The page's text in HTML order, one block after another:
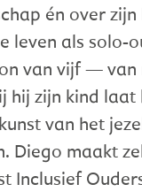
én over zijn
leven als solo-
van vijf — van
hij zijn kind laat
van het
Diego maakt
Inclusief